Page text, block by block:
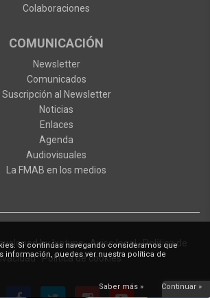
Si continúas navegando consideramos que
información, puedes ver nuestra política de
Saber más » Continuar »
Colaboraciones
COMUNICACIÓN
Newsletter
Comunicados
Suscripción al Newsletter
Noticias
Enlaces
Agenda
Audiovisuales
La FMAB en los medios
byIxotype·Aviso legal·Política de
·Política de cookies